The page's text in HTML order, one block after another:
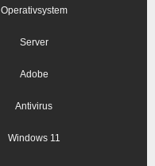
Operativsystem
Server
Adobe
Antivirus
Windows 11